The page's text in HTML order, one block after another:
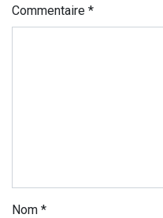
Commentaire *
Nom *